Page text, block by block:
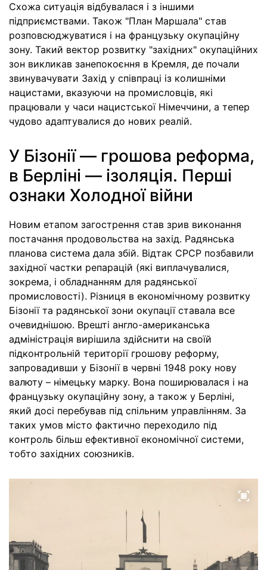
Схожа ситуація відбувалася і з іншими
підприємствами. Також "План Маршала" став
розповсюджуватися і на французьку окупаційну
зону. Такий вектор розвитку "західних" окупаційних
зон викликав занепокоєння в Кремля, де почали
звинувачувати Захід у співпраці із колишніми
нацистами, вказуючи на промисловців, які
працювали у часи нацистської Німеччини, а тепер
чудово адаптувалися до нових реалій.
У Бізонії — грошова реформа,
в Берлiнi — iзоляцiя. Першi
ознаки Холодної вiйни
Новим етапом загострення став зрив виконання
постачання продовольства на захід. Радянська
планова система дала збій. Відтак СРСР позбавили
західної частки репарацій (які виплачувалися,
зокрема, і обладнанням для радянської
промисловості). Різниця в економічному розвитку
Бізонії та радянської зони окупації ставала все
очевиднішою. Врешті англо-американська
адміністрація вирішила здійснити на своїй
підконтрольній території грошову реформу,
запровадивши у Бізонії в червні 1948 року нову
валюту – німецьку марку. Вона поширювалася і на
французьку окупаційну зону, а також у Берліні,
який досі перебував під спільним управлінням. За
таких умов місто фактично переходило під
контроль більш ефективної економічної системи,
тобто західних союзників.